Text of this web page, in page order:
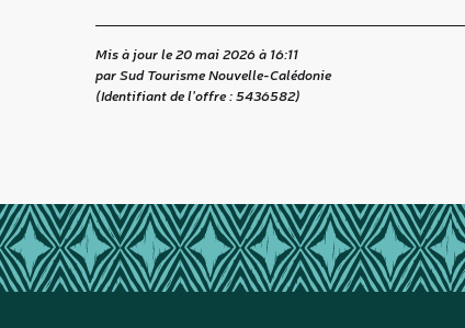
Mis à jour le 20 mai 2026 à 16:11
par Sud Tourisme Nouvelle-Calédonie
(Identifiant de l'offre :5436582)